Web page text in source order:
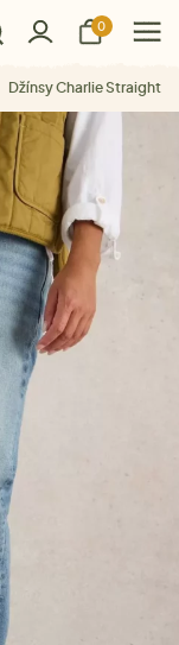
0
Džínsy Charlie Straight